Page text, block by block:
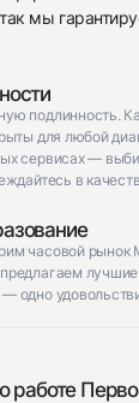
мы
подлинность.
для любой
сервисах —
в
часовой рынок
одно
работе